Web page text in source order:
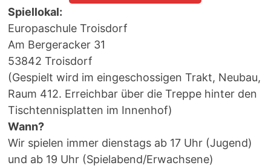
Spiellokal:
Europaschule Troisdorf
Am Bergeracker 31
53842 Troisdorf
(Gespielt wird im eingeschossigen Trakt, Neubau,
Raum 412. Erreichbar über die Treppe hinter den
Tischtennisplatten im Innenhof)
Wann?
Wir spielen immer dienstags ab 17 Uhr (Jugend)
und ab 19 Uhr (Spielabend/Erwachsene)